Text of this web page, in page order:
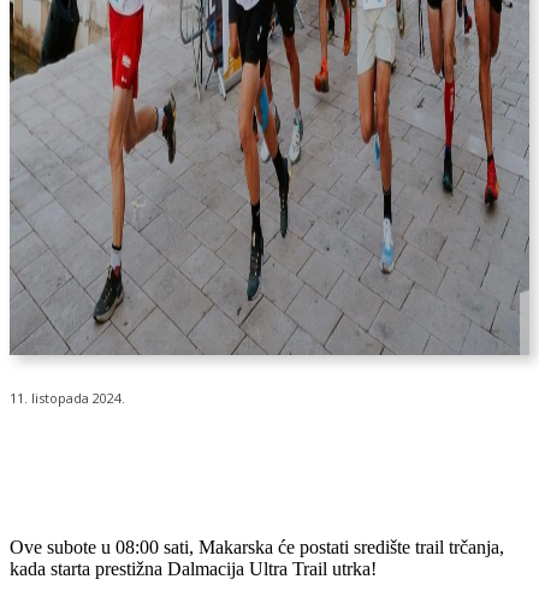
11. listopada 2024.
Ove subote u 08:00 sati, Makarska će postati središte trail trčanja,
kada starta prestižna Dalmacija Ultra Trail utrka!